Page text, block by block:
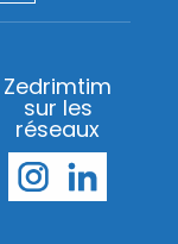
Zedrimtim
sur les
réseaux